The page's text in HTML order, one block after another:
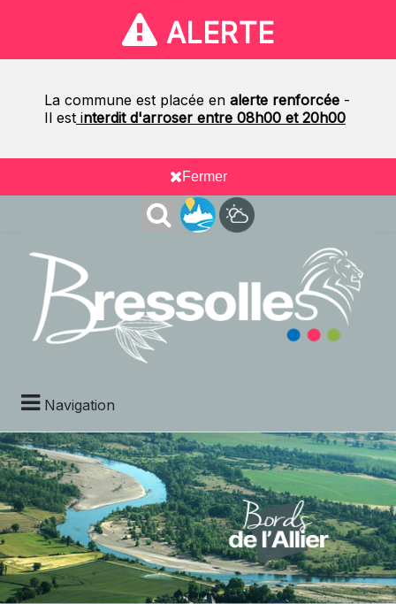
ALERTE
La commune est placée en alerte renforcée -
Il est interdit d'arroser entre 08h00 et 20h00
Fermer
Navigation